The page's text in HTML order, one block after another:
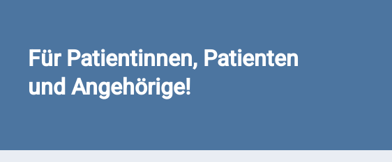
Für Patientinnen, Patienten
und Angehörige!